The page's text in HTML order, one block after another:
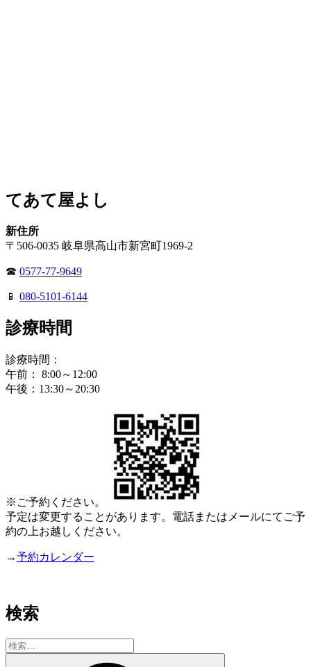
てあて屋よし
新住所
〒506-0035 岐阜県高山市新宮町1969-2
☎ 0577-77-9649
📱 080-5101-6144
診療時間
診療時間：
午前： 8:00～12:00
午後：13:30～20:30
※ご予約ください。
予定は変更することがあります。電話またはメールにてご予
約の上お越しください。
→予約カレンダー
検索
検
索: